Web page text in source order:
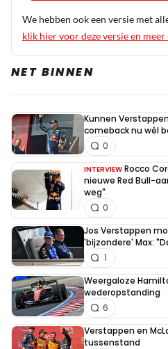
We hebben ook een versie met
klik hier voor deze versie en
NET BINNEN
Kunnen
comeback nu wél
0
INTERVIEW Rocco
nieuwe Red Bull-
weg"
0
Jos Verstappen
'bijzondere' Max:
1
Weergaloze
wederopstanding
6
Verstappen en
tussenstand